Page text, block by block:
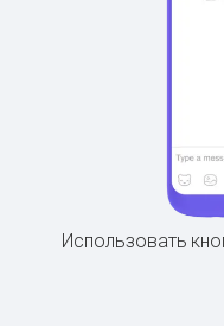
Использовать